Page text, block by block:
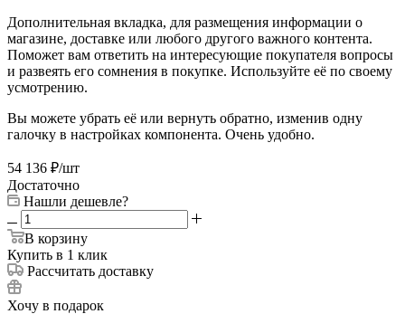
Дополнительная вкладка, для размещения информации о
магазине, доставке или любого другого важного контента.
Поможет вам ответить на интересующие покупателя вопросы
и развеять его сомнения в покупке. Используйте её по своему
усмотрению.
Вы можете убрать её или вернуть обратно, изменив одну
галочку в настройках компонента. Очень удобно.
54 136 ₽/шт
Достаточно
Нашли дешевле?
В корзину
Купить в 1 клик
Рассчитать доставку
Хочу в подарок